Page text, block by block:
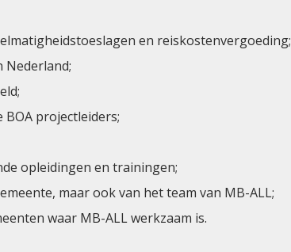
en reiskostenvergoeding;
Nederland;
BOA projectleiders;
opleidingen en trainingen;
maar ook van het team van MB-ALL;
waar MB-ALL werkzaam is.